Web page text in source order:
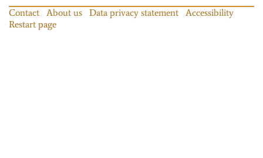
Contact About us Data privacy statement
Accessibility
Restart page